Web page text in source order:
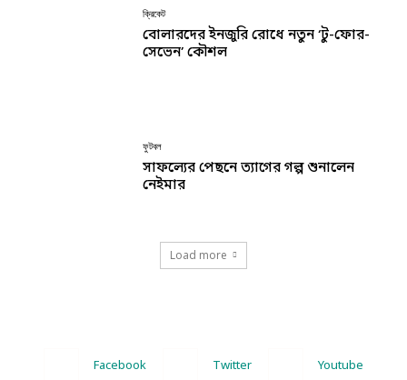
ক্রিকেট
বোলারদের ইনজুরি রোধে নতুন ‘টু-ফোর-
সেভেন’ কৌশল
ফুটবল
সাফল্যের পেছনে ত্যাগের গল্প শুনালেন
নেইমার
Load more
Facebook Twitter Youtube